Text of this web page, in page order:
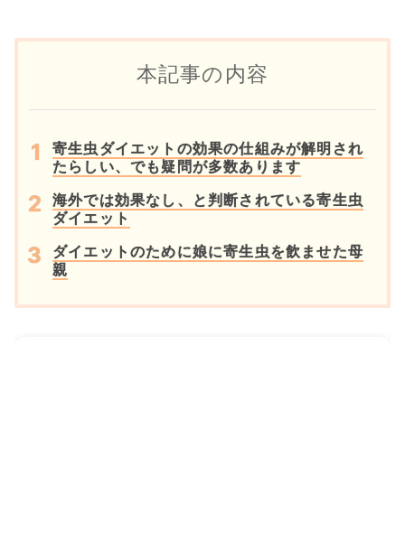
本記事の内容
寄生虫ダイエットの効果の仕組みが解明され
たらしい、でも疑問が多数あります
海外では効果なし、と判断されている寄生虫
ダイエット
ダイエットのために娘に寄生虫を飲ませた母
親